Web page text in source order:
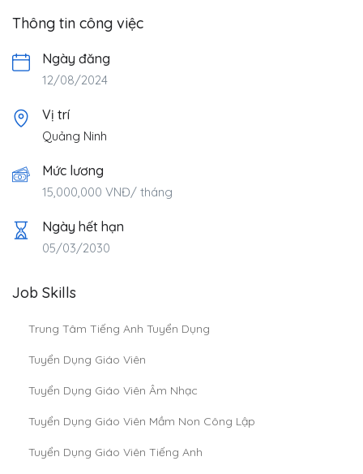
Thông tin công việc
Ngày đăng
12/08/2024
Vị trí
Quảng Ninh
Mức lương
15,000,000 VNĐ/ tháng
Ngày hết hạn
05/03/2030
Job Skills
Trung Tâm Tiếng Anh Tuyển Dụng
Tuyển Dụng Giáo Viên
Tuyển Dụng Giáo Viên Âm Nhạc
Tuyển Dụng Giáo Viên Mầm Non Công Lập
Tuyển Dụng Giáo Viên Tiếng Anh